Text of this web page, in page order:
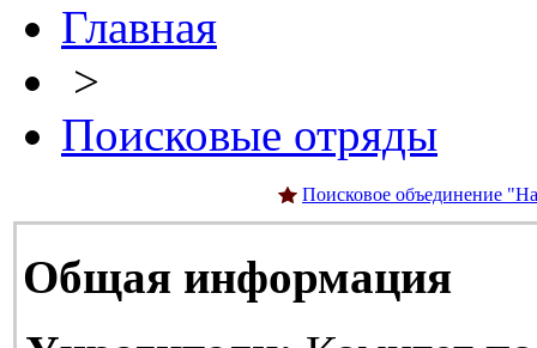
Главная
>
Поисковые отряды
Поисковое объединение
Общая информация